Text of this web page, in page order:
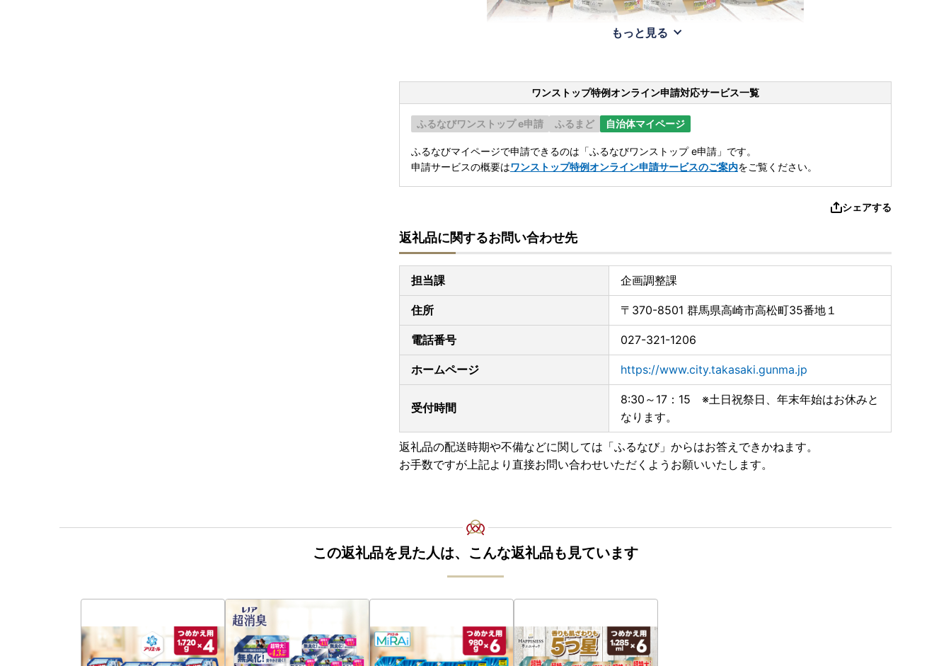
もっと見る
ワンストップ特例オンライン申請対応サービス一覧
ふるなびワンストップ e申請 ふるまど 自治体マイページ
ふるなびマイページで申請できるのは「ふるなびワンストップ e申請」です。
申請サービスの概要はワンストップ特例オンライン申請サービスのご案内をご覧ください。
シェアする
返礼品に関するお問い合わせ先
担当課 企画調整課
住所 〒370-8501 群馬県高崎市高松町35番地１
電話番号 027-321-1206
ホームページ https://www.city.takasaki.gunma.jp
受付時間
8:30～17：15 ※土日祝祭日、年末年始はお休みと
なります。
返礼品の配送時期や不備などに関しては「ふるなび」からはお答えできかねます。
お手数ですが上記より直接お問い合わせいただくようお願いいたします。
この返礼品を見た人は、こんな返礼品も見ています